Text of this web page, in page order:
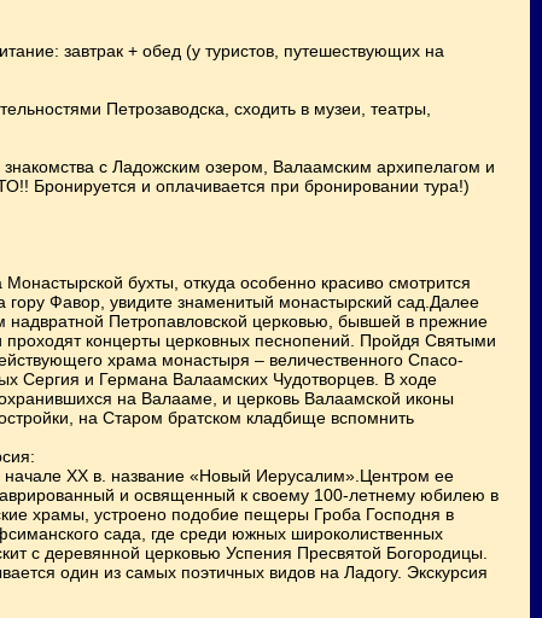
завтрак + обед (у туристов, путешествующих на
Петрозаводска, сходить в музеи, театры,
с Ладожским озером, Валаамским архипелагом и
Бронируется и оплачивается при бронировании тура!)
бухты, откуда особенно красиво смотрится
Фавор, увидите знаменитый монастырский сад.Далее
Петропавловской церковью, бывшей в прежние
концерты церковных песнопений. Пройдя Святыми
храма монастыря – величественного Спасо-
Сергия и Германа Валаамских Чудотворцев. В ходе
на Валааме, и церковь Валаамской иконы
на Старом братском кладбище вспомнить
начале ХХ в. название «Новый Иерусалим».Центром ее
и освященный к своему 100-летнему юбилею в
храмы, устроено подобие пещеры Гроба Господня в
сада, где среди южных широколиственных
с деревянной церковью Успения Пресвятой Богородицы.
один из самых поэтичных видов на Ладогу. Экскурсия